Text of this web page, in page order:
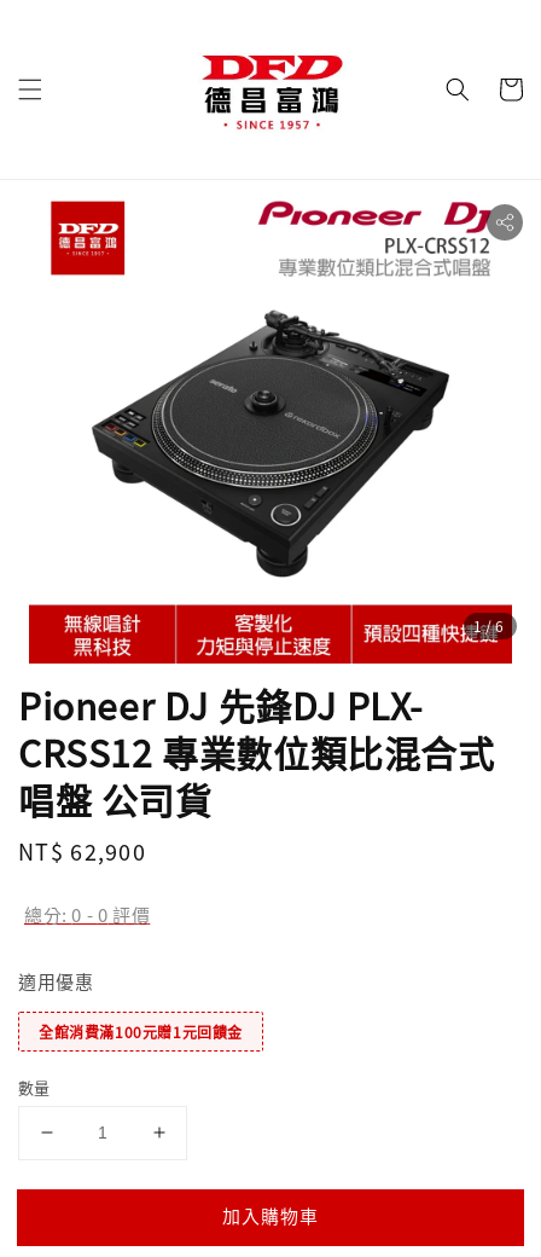
1/6
Pioneer DJ 先鋒DJ PLX-
CRSS12 專業數位類比混合式
唱盤 公司貨
Regular
NT$ 62,900
總分:0 -0評價
適用優惠
全館消費滿100元贈1元回饋金
數量
加入購物車